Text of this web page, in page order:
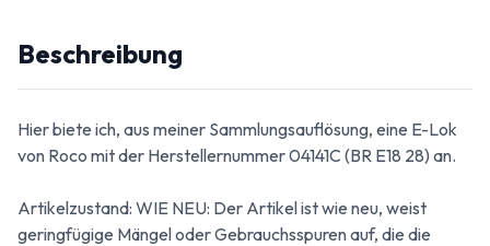
Beschreibung
Hier biete ich, aus meiner Sammlungsauflösung, eine E-Lok
von Roco mit der Herstellernummer 04141C (BR E18 28) an.
Artikelzustand: WIE NEU: Der Artikel ist wie neu, weist
geringfügige Mängel oder Gebrauchsspuren auf, die die